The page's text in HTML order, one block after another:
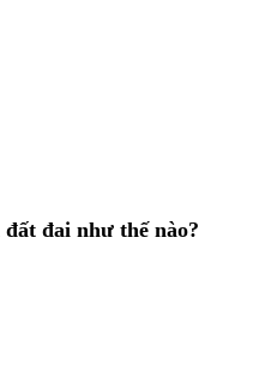
đai như thế nào?